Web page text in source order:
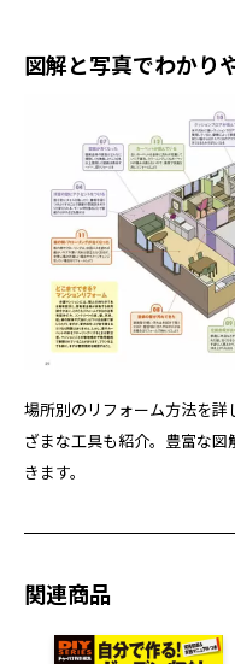
図解と写真でわかり
場所別のリフォーム方法を
ざまな工具も紹介。豊富な
きます。
関連商品